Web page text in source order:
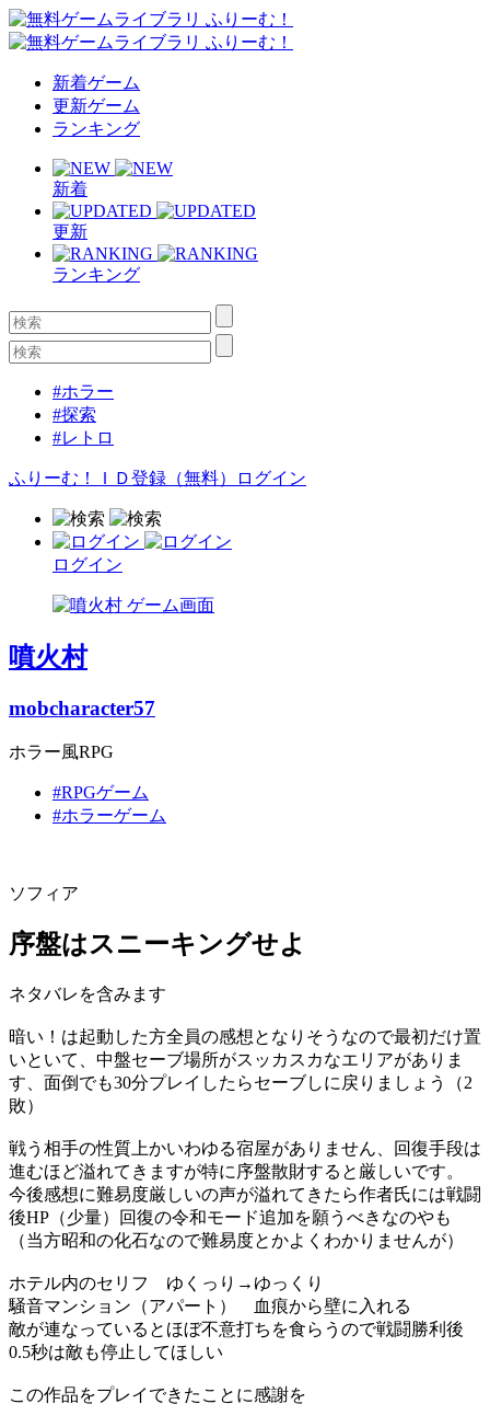
新着ゲーム
更新ゲーム
ランキング
新着
更新
ランキング
#ホラー
#探索
#レトロ
ふりーむ！ＩＤ登録（無料） ログイン
ログイン
噴火村
mobcharacter57
ホラー風RPG
#RPGゲーム
#ホラーゲーム
ソフィア
序盤はスニーキングせよ
ネタバレを含みます
暗い！は起動した方全員の感想となりそうなので最初だけ置
いといて、中盤セーブ場所がスッカスカなエリアがありま
す、面倒でも30分プレイしたらセーブしに戻りましょう（2
敗）
戦う相手の性質上かいわゆる宿屋がありません、回復手段は
進むほど溢れてきますが特に序盤散財すると厳しいです。
今後感想に難易度厳しいの声が溢れてきたら作者氏には戦闘
後HP（少量）回復の令和モード追加を願うべきなのやも
（当方昭和の化石なので難易度とかよくわかりませんが）
ホテル内のセリフ ゆくっり→ゆっくり
騒音マンション（アパート） 血痕から壁に入れる
敵が連なっているとほぼ不意打ちを食らうので戦闘勝利後
0.5秒は敵も停止してほしい
この作品をプレイできたことに感謝を